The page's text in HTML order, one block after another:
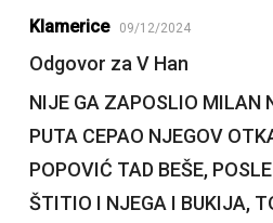
Klamerice 09/12/2024
Odgovor za V Han
NIJE GA ZAPOSLIO MILAN
PUTA CEPAO NJEGOV
POPOVIĆ TAD BEŠE,
ŠTITIO I NJEGA I BUKIJA,